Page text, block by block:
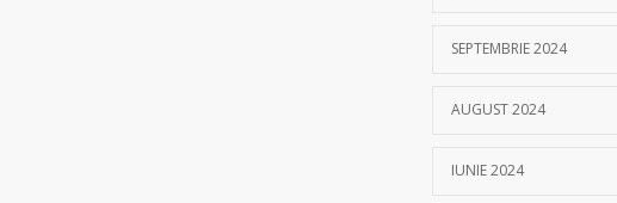
SEPTEMBRIE 2024
AUGUST 2024
IUNIE 2024